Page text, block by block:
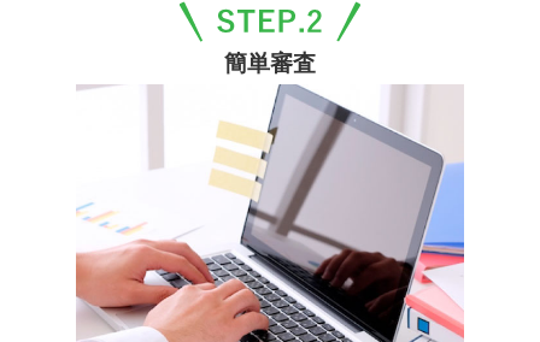
簡単審査